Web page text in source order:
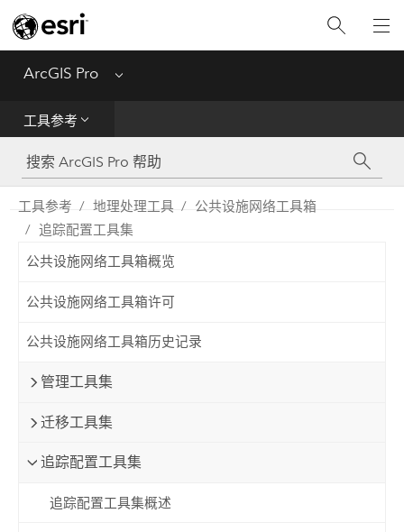
ArcGIS Pro Menu
工具参考
工具参考
Python
SDK
工具参考 地理处理工具
公共设施网络工具箱
追踪配置工具集
公共设施网络工具箱概览
公共设施网络工具箱许可
公共设施网络工具箱历史记录
管理工具集
迁移工具集
追踪配置工具集
追踪配置工具集概述